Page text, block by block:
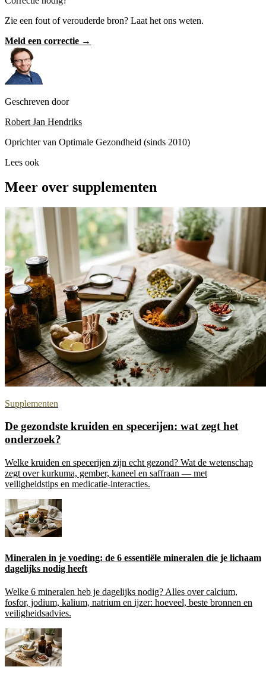
Zie een fout of verouderde bron? Laat het ons weten.
Meld een correctie →
Geschreven door
Robert Jan Hendriks
Oprichter van Optimale Gezondheid (sinds 2010)
Lees ook
Meer over supplementen
Supplementen
De gezondste kruiden en specerijen: wat zegt het
onderzoek?
Welke kruiden en specerijen zijn echt gezond? Wat de wetenschap
zegt over kurkuma, gember, kaneel en saffraan — met
veiligheidstips en medicatie-interacties.
Mineralen in je voeding: de 6 essentiële mineralen die je lichaam
dagelijks nodig heeft
Welke 6 mineralen heb je dagelijks nodig? Alles over calcium,
fosfor, jodium, kalium, natrium en ijzer: hoeveel, beste bronnen en
veiligheidsadvies.